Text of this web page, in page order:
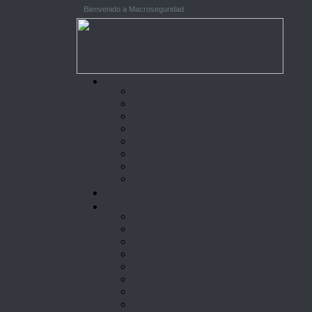
Bienvenido a Macroseguridad